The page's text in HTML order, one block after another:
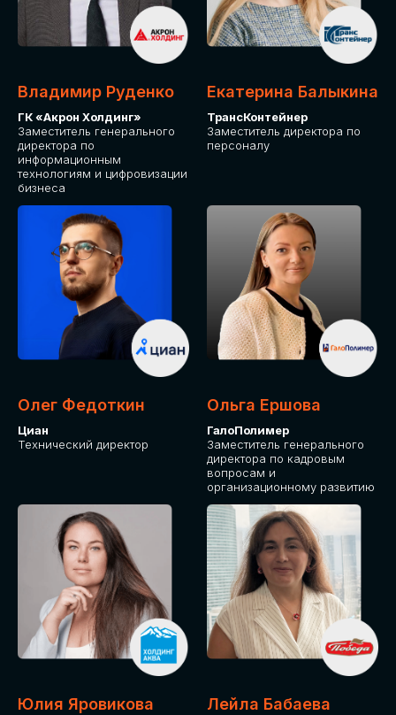
Владимир Руденко
ГК «Акрон Холдинг»
Заместитель генерального
директора по
информационным
технологиям и цифровизации
бизнеса
Екатерина Балыкина
ТрансКонтейнер
Заместитель директора по
персоналу
Олег Федоткин
Циан
Технический директор
Ольга Ершова
ГалоПолимер
Заместитель генерального
директора по кадровым
вопросам и
организационному развитию
Юлия Яровикова Лейла Бабаева